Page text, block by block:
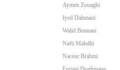
Aymen Zouaghi
Iyed Dahmani
Walid Bennani
Nafti Mahdhi
Naceur Brahmi